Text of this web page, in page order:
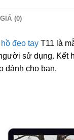
(0)
đeo tay T11 là
sử dụng. Kết
dành cho bạn.